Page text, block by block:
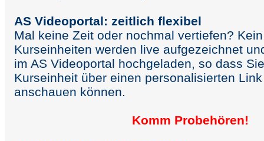
AS Videoportal: zeitlich flexibel
Mal keine Zeit oder nochmal vertiefen?
Kurseinheiten werden live aufgezeichnet
im AS Videoportal hochgeladen, so dass
Kurseinheit über einen personalisierten
anschauen können.
Komm Probehören!